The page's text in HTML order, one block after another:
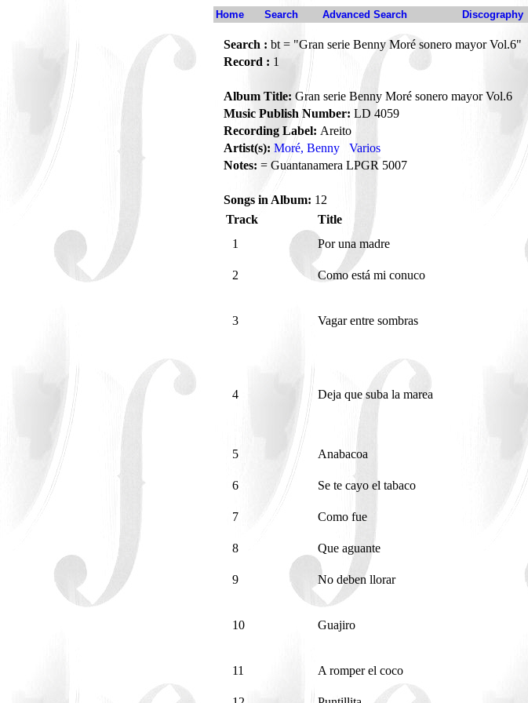
Home Search Advanced Search Discography
Search : bt = "Gran serie Benny Moré sonero mayor Vol.6"
Record : 1
Album Title: Gran serie Benny Moré sonero mayor Vol.6
Music Publish Number: LD 4059
Recording Label: Areito
Artist(s): Moré, Benny Varios
Notes: = Guantanamera LPGR 5007
Songs in Album: 12
Track
Title
1
Por una madre
2
Como está mi conuco
3 Vagar entre sombras
4 Deja que suba la marea
5
Anabacoa
6
Se te cayo el tabaco
7
Como fue
8
Que aguante
9
No deben llorar
10 Guajiro
11
A romper el coco